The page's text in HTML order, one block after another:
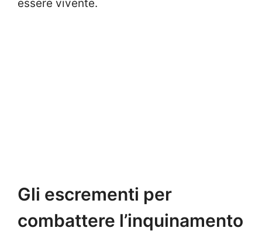
essere vivente.
Gli escrementi per
combattere l’inquinamento